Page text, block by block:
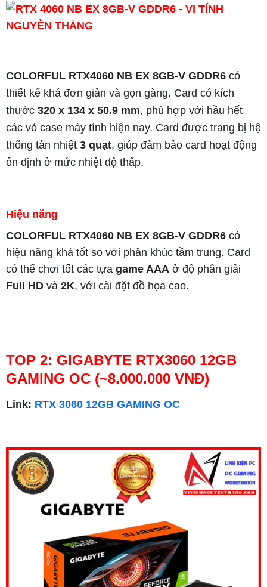
COLORFUL RTX4060 NB EX 8GB-V GDDR6 có
thiết kế khá đơn giản và gọn gàng. Card có kích
thước 320 x 134 x 50.9 mm, phù hợp với hầu hết
các vỏ case máy tính hiện nay. Card được trang bị hệ
thống tản nhiệt 3 quạt, giúp đảm bảo card hoạt động
ổn định ở mức nhiệt độ thấp.
Hiệu năng
COLORFUL RTX4060 NB EX 8GB-V GDDR6 có
hiệu năng khá tốt so với phân khúc tầm trung. Card
có thể chơi tốt các tựa game AAA ở độ phân giải
Full HD và 2K, với cài đặt đồ họa cao.
TOP 2: GIGABYTE RTX3060 12GB
GAMING OC (~8.000.000 VNĐ)
Link: RTX 3060 12GB GAMING OC